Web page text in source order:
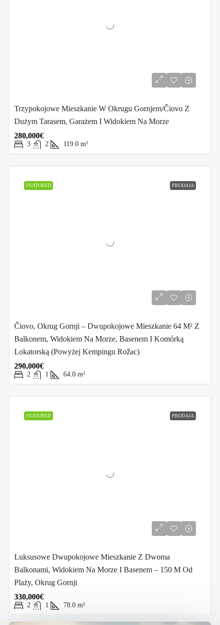
Trzypokojowe Mieszkanie W Okrugu Gornjem/Čiovo Z
Dużym Tarasem, Garażem I Widokiem Na Morze
280,000€
3 2 119.0 m²
FEATURED PRODAJA
Čiovo, Okrug Gornji – Dwupokojowe Mieszkanie 64 M² Z
Balkonem, Widokiem Na Morze, Basenem I Komórką
Lokatorską (powyżej Kempingu Rožac)
290,000€
2 1 64.0 m²
FEATURED PRODAJA
Luksusowe Dwupokojowe Mieszkanie Z Dwoma
Balkonami, Widokiem Na Morze I Basenem – 150 M Od
Plaży, Okrug Gornji
330,000€
2 1 78.0 m²